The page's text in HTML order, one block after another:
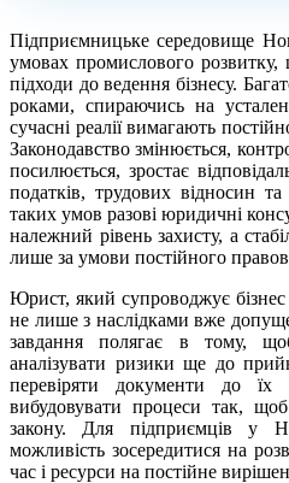
Підприємницьке середовище
умовах промислового розвитку,
підходи до ведення бізнесу.
роками, спираючись на
сучасні реалії вимагають
Законодавство змінюється,
посилюється, зростає
податків, трудових відносин та
таких умов разові юридичні
належний рівень захисту, а
лише за умови постійного
Юрист, який супроводжує
не лише з наслідками вже
завдання полягає в тому,
аналізувати ризики ще до
перевіряти документи до їх
вибудовувати процеси так,
закону. Для підприємців у
можливість зосередитися на
час і ресурси на постійне